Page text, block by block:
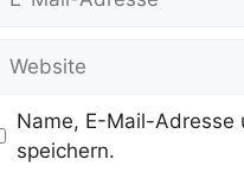
Mail-
Name, E-Mail-Adresse
speichern.